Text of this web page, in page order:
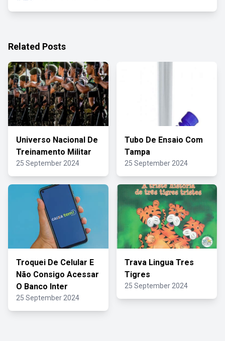
Related Posts
Universo Nacional De
Treinamento Militar
25 September 2024
Tubo De Ensaio Com
Tampa
25 September 2024
Troquei De Celular E
Não Consigo Acessar
O Banco Inter
25 September 2024
Trava Lingua Tres
Tigres
25 September 2024